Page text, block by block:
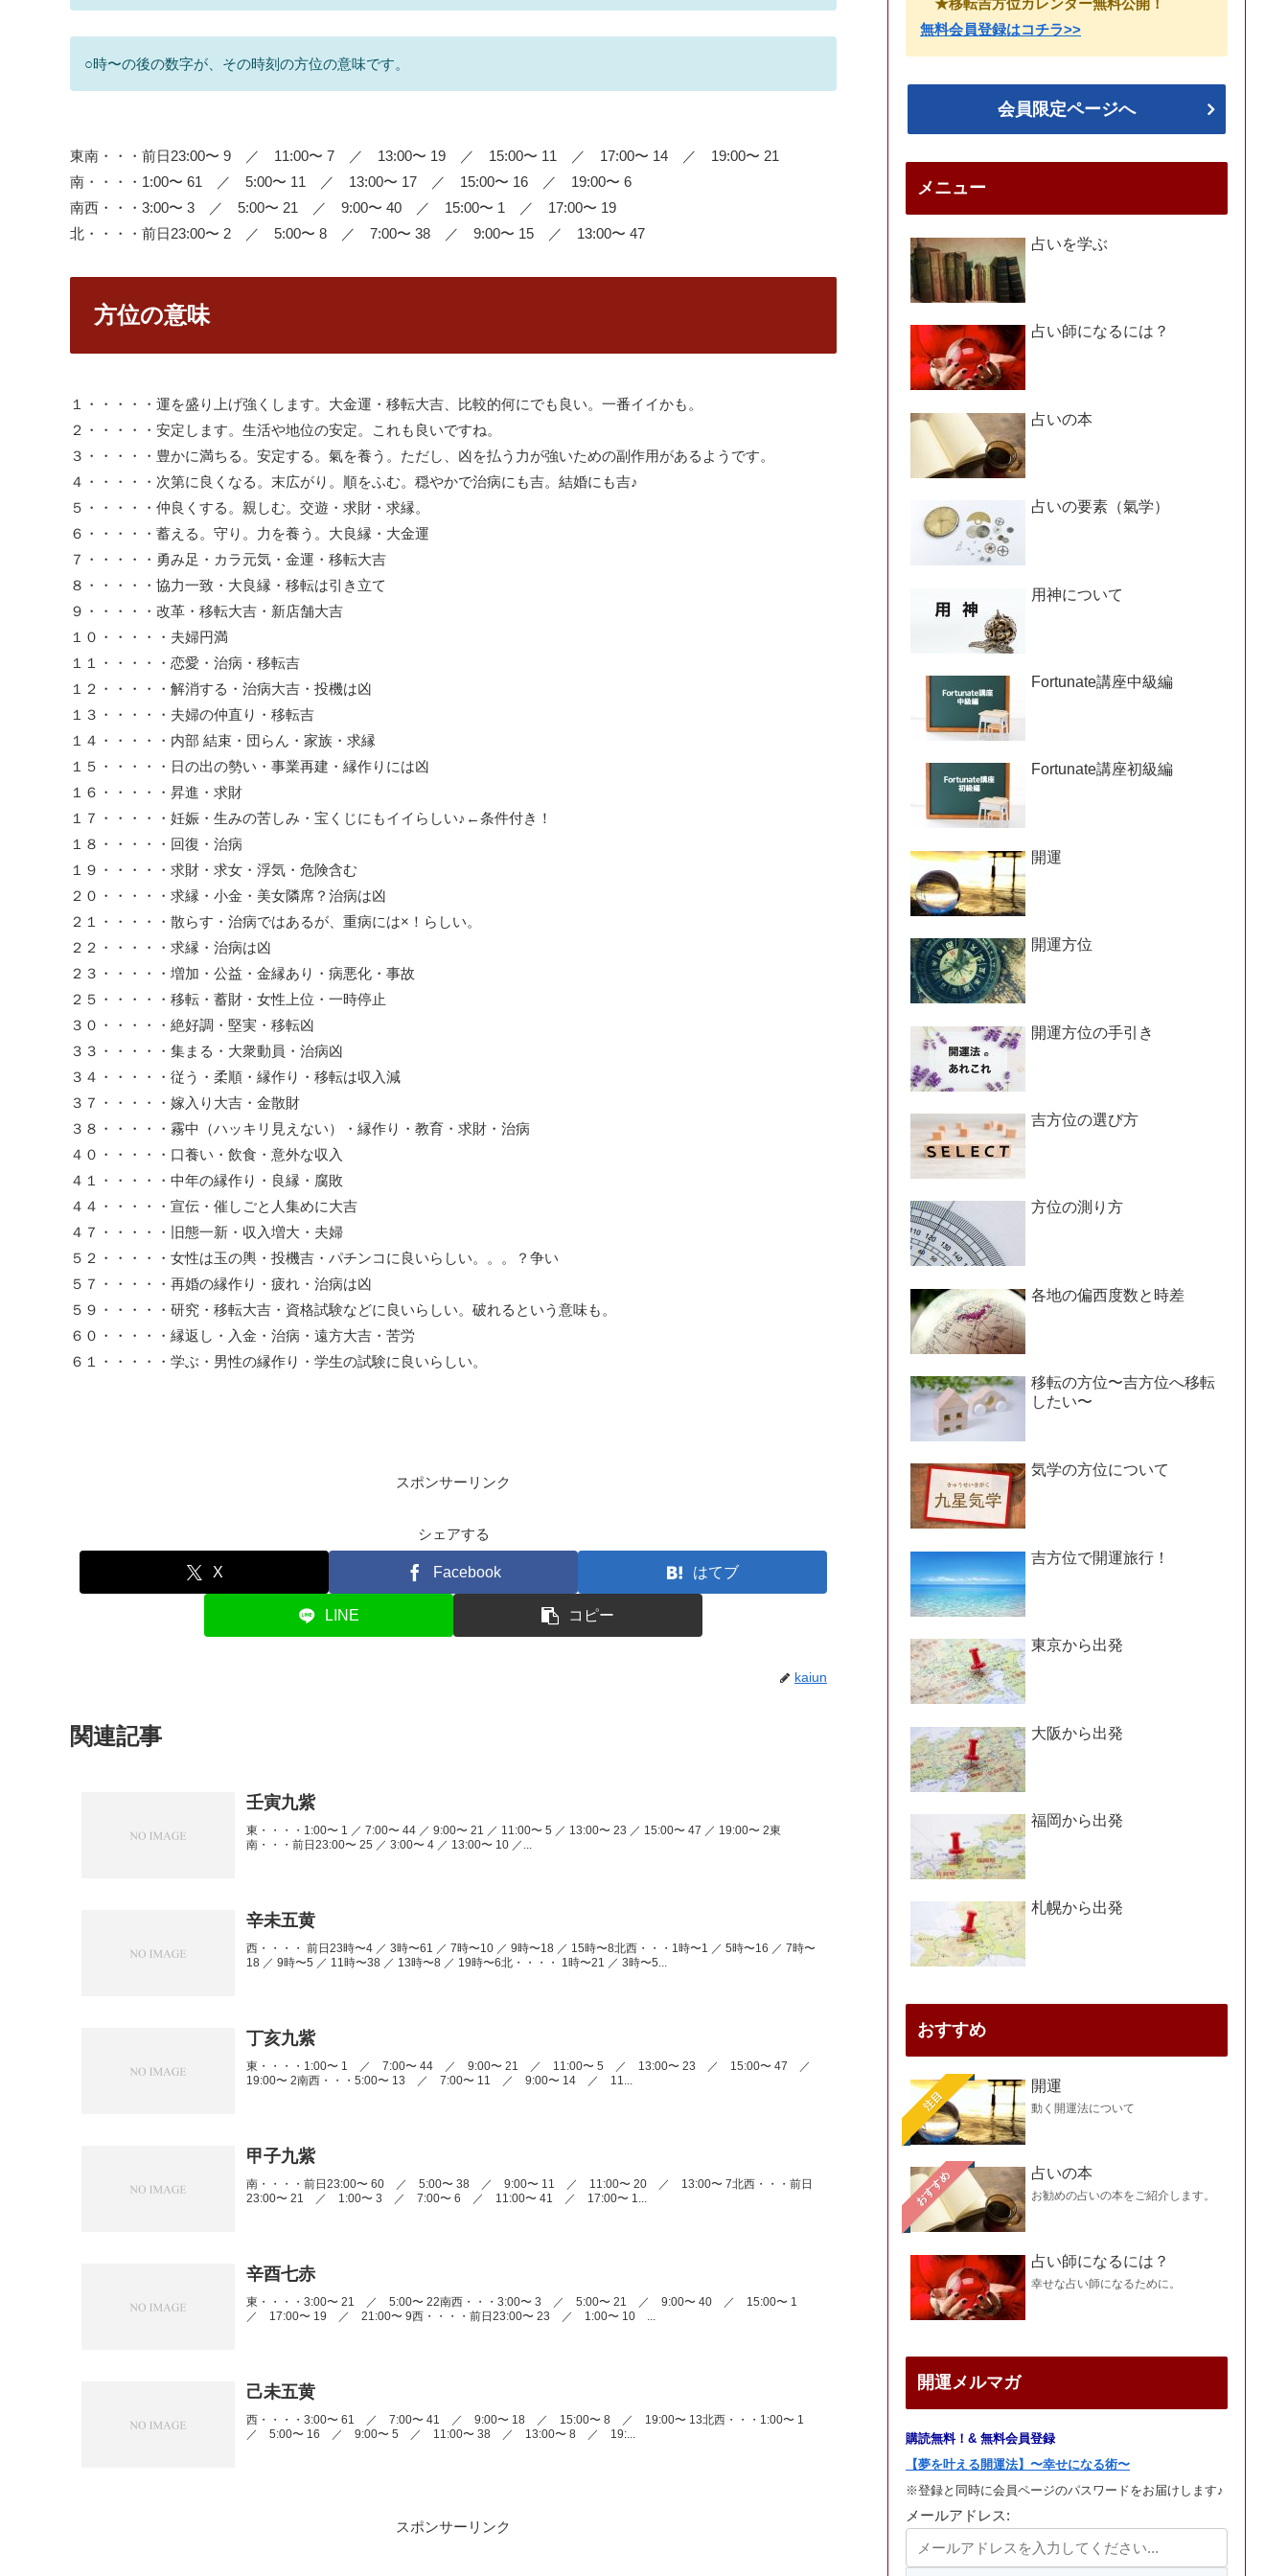
○時〜の後の数字が、その時刻の方位の意味です。
東南・・・前日23:00〜 9 ／ 11:00〜 7 ／ 13:00〜 19 ／ 15:00〜 11 ／ 17:00〜 14 ／ 19:00〜 21
南・・・・1:00〜 61 ／ 5:00〜 11 ／ 13:00〜 17 ／ 15:00〜 16 ／ 19:00〜 6
南西・・・3:00〜 3 ／ 5:00〜 21 ／ 9:00〜 40 ／ 15:00〜 1 ／ 17:00〜 19
北・・・・前日23:00〜 2 ／ 5:00〜 8 ／ 7:00〜 38 ／ 9:00〜 15 ／ 13:00〜 47
方位の意味
１・・・・・運を盛り上げ強くします。大金運・移転大吉、比較的何にでも良い。一番イイかも。
２・・・・・安定します。生活や地位の安定。これも良いですね。
３・・・・・豊かに満ちる。安定する。氣を養う。ただし、凶を払う力が強いための副作用があるようです。
４・・・・・次第に良くなる。末広がり。順をふむ。穏やかで治病にも吉。結婚にも吉♪
５・・・・・仲良くする。親しむ。交遊・求財・求縁。
６・・・・・蓄える。守り。力を養う。大良縁・大金運
７・・・・・勇み足・カラ元気・金運・移転大吉
８・・・・・協力一致・大良縁・移転は引き立て
９・・・・・改革・移転大吉・新店舗大吉
１０・・・・・夫婦円満
１１・・・・・恋愛・治病・移転吉
１２・・・・・解消する・治病大吉・投機は凶
１３・・・・・夫婦の仲直り・移転吉
１４・・・・・内部 結束・団らん・家族・求縁
１５・・・・・日の出の勢い・事業再建・縁作りには凶
１６・・・・・昇進・求財
１７・・・・・妊娠・生みの苦しみ・宝くじにもイイらしい♪←条件付き！
１８・・・・・回復・治病
１９・・・・・求財・求女・浮気・危険含む
２０・・・・・求縁・小金・美女隣席？治病は凶
２１・・・・・散らす・治病ではあるが、重病には×！らしい。
２２・・・・・求縁・治病は凶
２３・・・・・増加・公益・金縁あり・病悪化・事故
２５・・・・・移転・蓄財・女性上位・一時停止
３０・・・・・絶好調・堅実・移転凶
３３・・・・・集まる・大衆動員・治病凶
３４・・・・・従う・柔順・縁作り・移転は収入減
３７・・・・・嫁入り大吉・金散財
３８・・・・・霧中（ハッキリ見えない）・縁作り・教育・求財・治病
４０・・・・・口養い・飲食・意外な収入
４１・・・・・中年の縁作り・良縁・腐敗
４４・・・・・宣伝・催しごと人集めに大吉
４７・・・・・旧態一新・収入増大・夫婦
５２・・・・・女性は玉の輿・投機吉・パチンコに良いらしい。。。？争い
５７・・・・・再婚の縁作り・疲れ・治病は凶
５９・・・・・研究・移転大吉・資格試験などに良いらしい。破れるという意味も。
６０・・・・・縁返し・入金・治病・遠方大吉・苦労
６１・・・・・学ぶ・男性の縁作り・学生の試験に良いらしい。
スポンサーリンク
シェアする
X Facebook はてブ
LINE コピー
kaiun
関連記事
壬寅九紫
東・・・・1:00〜 1 ／ 7:00〜 44 ／ 9:00〜 21 ／ 11:00〜 5 ／ 13:00〜 23 ／ 15:00〜 47 ／ 19:00〜 2東
南・・・前日23:00〜 25 ／ 3:00〜 4 ／ 13:00〜 10 ／...
辛未五黄
西・・・・ 前日23時〜4 ／ 3時〜61 ／ 7時〜10 ／ 9時〜18 ／ 15時〜8北西・・・1時〜1 ／ 5時〜16 ／ 7時〜
18 ／ 9時〜5 ／ 11時〜38 ／ 13時〜8 ／ 19時〜6北・・・・ 1時〜21 ／ 3時〜5...
丁亥九紫
東・・・・1:00〜 1 ／ 7:00〜 44 ／ 9:00〜 21 ／ 11:00〜 5 ／ 13:00〜 23 ／ 15:00〜 47 ／
19:00〜 2南西・・・5:00〜 13 ／ 7:00〜 11 ／ 9:00〜 14 ／ 11...
甲子九紫
南・・・・前日23:00〜 60 ／ 5:00〜 38 ／ 9:00〜 11 ／ 11:00〜 20 ／ 13:00〜 7北西・・・前日
23:00〜 21 ／ 1:00〜 3 ／ 7:00〜 6 ／ 11:00〜 41 ／ 17:00〜 1...
辛酉七赤
東・・・・3:00〜 21 ／ 5:00〜 22南西・・・3:00〜 3 ／ 5:00〜 21 ／ 9:00〜 40 ／ 15:00〜 1
／ 17:00〜 19 ／ 21:00〜 9西・・・・前日23:00〜 23 ／ 1:00〜 10 ...
己未五黄
西・・・・3:00〜 61 ／ 7:00〜 41 ／ 9:00〜 18 ／ 15:00〜 8 ／ 19:00〜 13北西・・・1:00〜 1
／ 5:00〜 16 ／ 9:00〜 5 ／ 11:00〜 38 ／ 13:00〜 8 ／ 19:...
スポンサーリンク
★移転吉方位カレンダー無料公開！
無料会員登録はコチラ>>
会員限定ページへ
メニュー
占いを学ぶ
占い師になるには？
占いの本
占いの要素（氣学）
用神について
Fortunate講座中級編
Fortunate講座初級編
開運
開運方位
開運方位の手引き
吉方位の選び方
方位の測り方
各地の偏西度数と時差
移転の方位〜吉方位へ移転
したい〜
気学の方位について
吉方位で開運旅行！
東京から出発
大阪から出発
福岡から出発
札幌から出発
おすすめ
注目
開運
動く開運法について
おすすめ 占いの本
お勧めの占いの本をご紹介します。
占い師になるには？
幸せな占い師になるために。
開運メルマガ
購読無料！& 無料会員登録
【夢を叶える開運法】〜幸せになる術〜
※登録と同時に会員ページのパスワードをお届けします♪
メールアドレス: